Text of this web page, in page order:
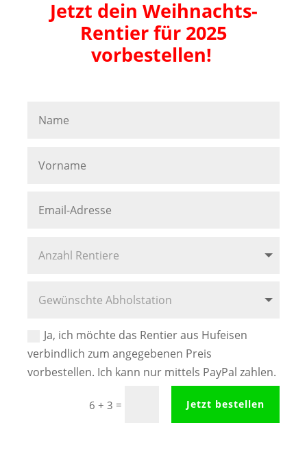
Jetzt dein Weihnachts-
Rentier für 2025
vorbestellen!
Ja, ich möchte das Rentier aus Hufeisen
verbindlich zum angegebenen Preis
vorbestellen. Ich kann nur mittels PayPal zahlen.
6 + 3 = Jetzt bestellen